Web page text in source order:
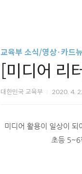
교육부 소식/영상·카드
[미디어 리
대한민국 교육부 2020. 4.
미디어 활용이 일상이 되
초등 5~6